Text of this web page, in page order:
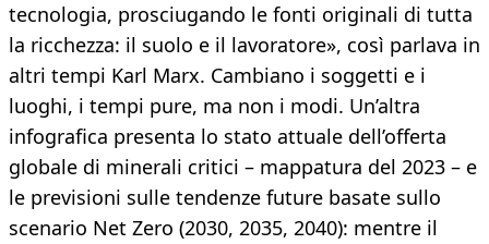
tecnologia, prosciugando le fonti originali di tutta
la ricchezza: il suolo e il lavoratore», così parlava in
altri tempi Karl Marx. Cambiano i soggetti e i
luoghi, i tempi pure, ma non i modi. Un’altra
infografica presenta lo stato attuale dell’offerta
globale di minerali critici – mappatura del 2023 – e
le previsioni sulle tendenze future basate sullo
scenario Net Zero (2030, 2035, 2040): mentre il